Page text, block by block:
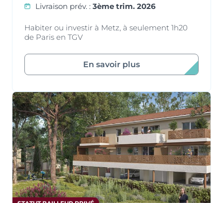
Livraison prév. : 3ème trim. 2026
Habiter ou investir à Metz, à seulement 1h20
de Paris en TGV
En savoir plus